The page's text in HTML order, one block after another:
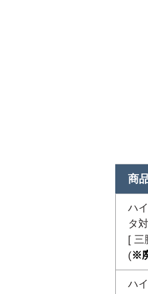
商
ハ
タ
[ 三
(※
ハ